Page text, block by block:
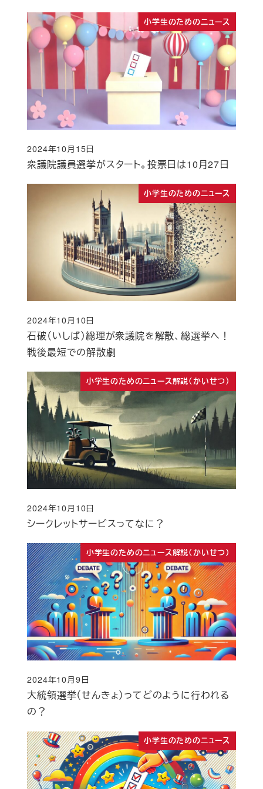
小学生のためのニュース
衆議院議員選挙がスタート。投票日は10月27日
投稿日
2024年10月15日
小学生のためのニュース
石破（いしば）総理が衆議院を解散、総選挙へ！
戦後最短での解散劇
投稿日
2024年10月10日
小学生のためのニュース解説（かいせつ）
シークレットサービスってなに？
投稿日
2024年10月10日
小学生のためのニュース解説（かいせつ）
大統領選挙（せんきょ）ってどのように行われる
の？
投稿日
2024年10月9日
小学生のためのニュース